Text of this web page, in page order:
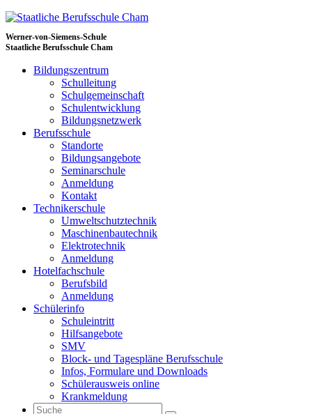
Werner-von-Siemens-Schule
Staatliche Berufsschule Cham
Bildungszentrum
Schulleitung
Schulgemeinschaft
Schulentwicklung
Bildungsnetzwerk
Berufsschule
Standorte
Bildungsangebote
Seminarschule
Anmeldung
Kontakt
Technikerschule
Umweltschutztechnik
Maschinenbautechnik
Elektrotechnik
Anmeldung
Hotelfachschule
Berufsbild
Anmeldung
Schülerinfo
Schuleintritt
Hilfsangebote
SMV
Block- und Tagespläne Berufsschule
Infos, Formulare und Downloads
Schülerausweis online
Krankmeldung